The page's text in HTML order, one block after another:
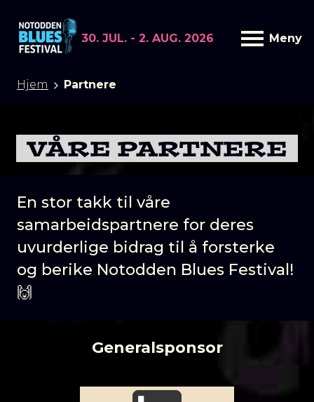
30. JUL. - 2. AUG. 2026 Meny
Hjem Partnere
VÅRE PARTNERE
En stor takk til våre
samarbeidspartnere for deres
uvurderlige bidrag til å forsterke
og berike Notodden Blues Festival!
🙌
Generalsponsor